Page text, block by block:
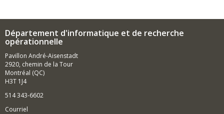
Département d'informatique et de recherche
opérationnelle
Pavillon André-Aisenstadt
2920, chemin de la Tour
Montréal (QC)
H3T 1J4
514 343-6602
Courriel